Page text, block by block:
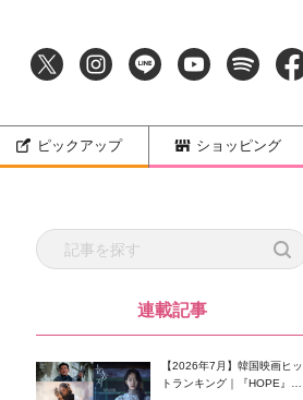
ピックアップ ショッピング
連載記事
【2026年7月】韓国映画ヒッ
トランキング｜『HOPE』が